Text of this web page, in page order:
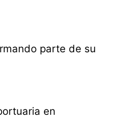
parte de su
en